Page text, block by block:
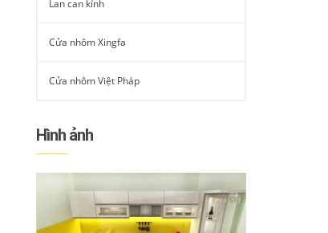
Lan can kính
Cửa nhôm Xingfa
Cửa nhôm Việt Pháp
Hình ảnh